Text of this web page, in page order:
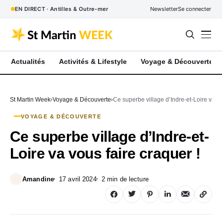
EN DIRECT · Antilles & Outre-mer NewsletterSe connecter
Actualités Activités & Lifestyle Voyage & Découverte
St Martin Week Voyage & Découverte Ce superbe village d’Indre-et-Loire va
VOYAGE & DÉCOUVERTE
Ce superbe village d’Indre-et-
Loire va vous faire craquer !
Amandine 17 avril 2024 2 min de lecture